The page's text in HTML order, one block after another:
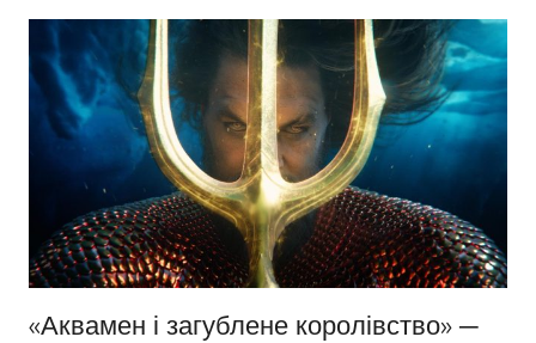
«Аквамен і загублене королівство» ─